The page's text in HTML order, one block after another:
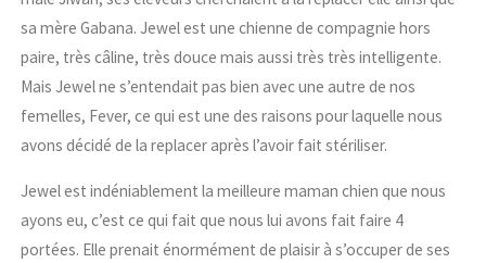
sa mère Gabana. Jewel est une chienne de compagnie hors
paire, très câline, très douce mais aussi très très intelligente.
Mais Jewel ne s’entendait pas bien avec une autre de nos
femelles, Fever, ce qui est une des raisons pour laquelle nous
avons décidé de la replacer après l’avoir fait stériliser.
Jewel est indéniablement la meilleure maman chien que nous
ayons eu, c’est ce qui fait que nous lui avons fait faire 4
portées. Elle prenait énormément de plaisir à s’occuper de ses